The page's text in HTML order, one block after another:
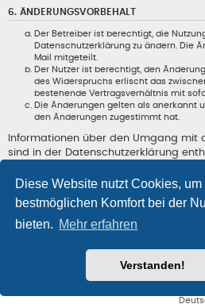
Diese Website nutzt Cookies, um
bestmöglichen Komfort bei der
bieten. Mehr erfahren
Verstanden!
6. ÄNDERUNGSVORBEHALT
Der Betreiber ist berechtigt, die
Datenschutzerklärung zu ändern. Die
Mail mitgeteilt.
Der Nutzer ist berechtigt, den
des Widerspruchs erlischt das
bestehende Vertragsverhältnis mit
Die Änderungen gelten als anerkannt
den Änderungen zugestimmt hat.
Informationen über den Umgang mit
sind in der Datenschutzerklärung
Blog und Homepage Foren-